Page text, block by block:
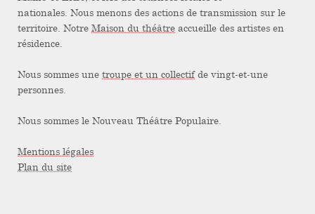
nationales. Nous menons des actions de transmission sur le
territoire. Notre Maison du théâtre accueille des artistes en
résidence.
Nous sommes une troupe et un collectifde vingt-et-une
personnes.
Nous sommes le Nouveau Théâtre Populaire.
Mentions légales
Plan du site